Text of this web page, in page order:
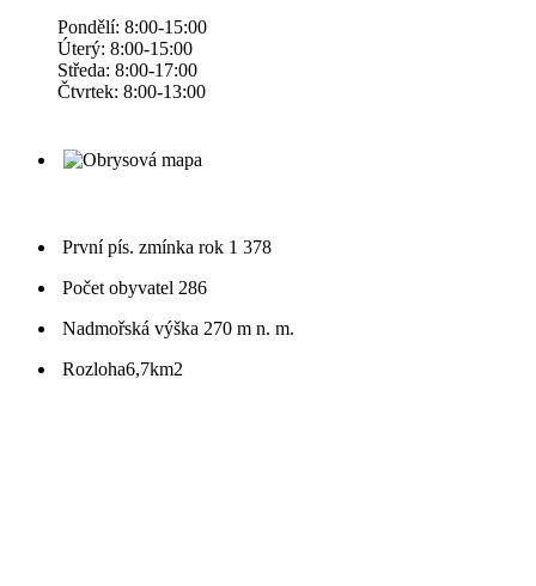
Pondělí: 8:00-15:00
Úterý: 8:00-15:00
Středa: 8:00-17:00
Čtvrtek: 8:00-13:00
První pís. zmínka rok 1 378
Počet obyvatel 286
Nadmořská výška 270 m n. m.
Rozloha6,7km2